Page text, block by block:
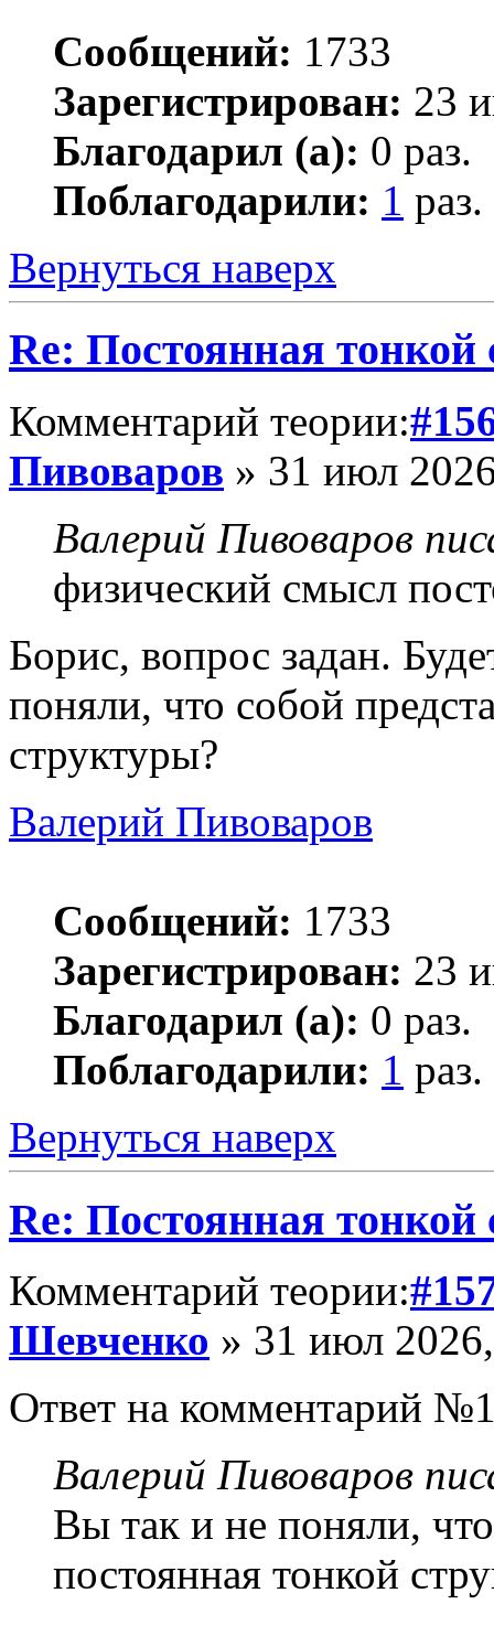
Сообщений: 1733
Зарегистрирован: 23
Благодарил (а): 0 раз.
Поблагодарили: 1 раз.
Вернуться наверх
Re: Постоянная тонкой
Комментарий теории:
Пивоваров » 31 июл
Валерий Пивоваров
физический смысл
Борис, вопрос задан.
поняли, что собой
структуры?
Валерий Пивоваров
Сообщений: 1733
Зарегистрирован: 23
Благодарил (а): 0 раз.
Поблагодарили: 1 раз.
Вернуться наверх
Re: Постоянная тонкой
Комментарий теории:
Шевченко » 31 июл
Ответ на комментарий
Валерий Пивоваров
Вы так и не поняли,
постоянная тонкой